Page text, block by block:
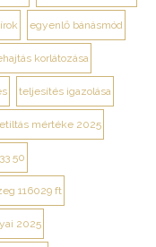
egyenlő bánásmód
korlátozása
teljesítés igazolása
mértéke 2025
50
116029 ft
2025